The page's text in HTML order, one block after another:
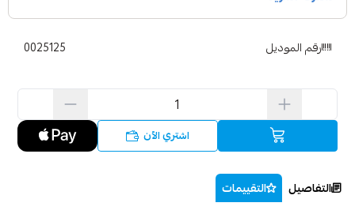
رقم الموديل 0025125
اشتري الآن
التفاصيل التقييمات